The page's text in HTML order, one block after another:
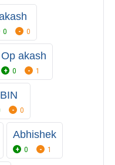
0 0
Op akash
0 1
0
Abhishek
0 1